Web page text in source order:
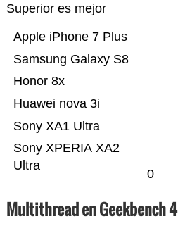
Superior es mejor
Sony XPERIA XA2
Ultra
Sony XA1 Ultra
Huawei nova 3i
Honor 8x
Samsung Galaxy S8
Apple iPhone 7 Plus
0
Multithread en Geekbench 4